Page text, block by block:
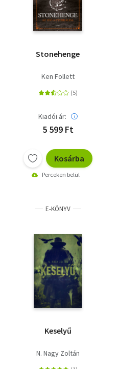
Stonehenge
Ken Follett
Kiadói ár:
5 599 Ft
Kosárba
Perceken belül
E-KÖNYV
Keselyű
N. Nagy Zoltán